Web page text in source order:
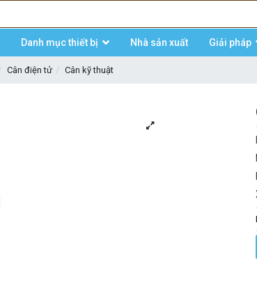
Danh mục thiết bị Nhà sản xuất Giải pháp
Cân điện tử Cân kỹ thuật